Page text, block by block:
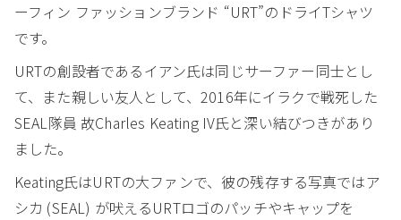
ーフィン ファッションブランド “URT”のドライTシャツ
です。
URTの創設者であるイアン氏は同じサーファー同士とし
て、また親しい友人として、2016年にイラクで戦死した
SEAL隊員 故Charles Keating IV氏と深い結びつきがあり
ました。
Keating氏はURTの大ファンで、彼の残存する写真ではア
シカ (SEAL) が吠えるURTロゴのパッチやキャップを